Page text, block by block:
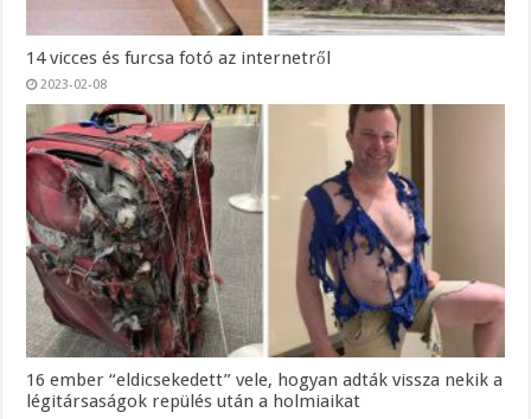
14 vicces és furcsa fotó az internetről
2023-02-08
16 ember “eldicsekedett” vele, hogyan adták vissza nekik a
légitársaságok repülés után a holmiaikat